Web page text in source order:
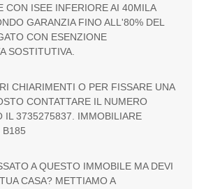
CON ISEE INFERIORE AI 40MILA
GARANZIA FINO ALL'80% DEL
CON ESENZIONE
SOSTITUTIVA.
CHIARIMENTI O PER FISSARE UNA
CONTATTARE IL NUMERO
IL 3735275837. IMMOBILIARE
B185
A QUESTO IMMOBILE MA DEVI
CASA? METTIAMO A